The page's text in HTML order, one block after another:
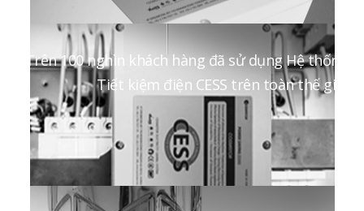
Trên 100 nghìn khách hàng đã sử dụng Hệ thống
Tiết kiệm điện CESS trên toàn thế giới